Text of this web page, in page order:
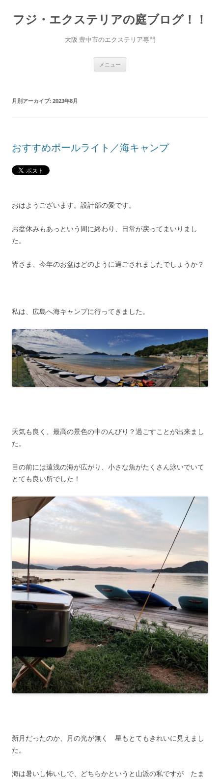
テ
ン
フジ・エクステリアの庭ブログ！！
大阪 豊中市のエクステリア専門
メニュー
月別アーカイブ: 2023年8月
おすすめポールライト／海キャンプ
おはようございます。設計部の愛です。
お盆休みもあっという間に終わり、日常が戻ってまいりまし
た。
皆さま、今年のお盆はどのように過ごされましたでしょうか？
私は、広島へ海キャンプに行ってきました。
天気も良く、最高の景色の中のんびり？過ごすことが出来まし
た。
目の前には遠浅の海が広がり、小さな魚がたくさん泳いでいて
とても良い所でした！
新月だったのか、月の光が無く 星もとてもきれいに見えまし
た。
海は暑いし怖いしで、どちらかというと山派の私ですが たま